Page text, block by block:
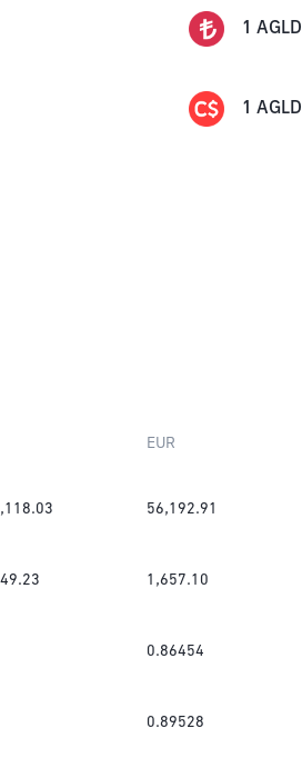
1 AGLD
1 AGLD
EUR
56,192.91
1,657.10
0.86454
0.89528